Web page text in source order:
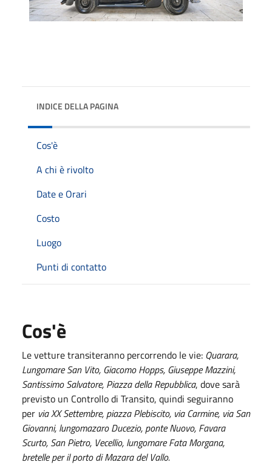
INDICE DELLA PAGINA
Cos'è
A chi è rivolto
Date e Orari
Costo
Luogo
Punti di contatto
Cos'è
Le vetture transiteranno percorrendo le vie: Quarara,
Lungomare San Vito, Giacomo Hopps, Giuseppe Mazzini,
Santissimo Salvatore, Piazza della Repubblica, dove sarà
previsto un Controllo di Transito, quindi seguiranno
per via XX Settembre, piazza Plebiscito, via Carmine, via San
Giovanni, lungomazaro Ducezio, ponte Nuovo, Favara
Scurto, San Pietro, Vecellio, lungomare Fata Morgana,
bretelle per il porto di Mazara del Vallo.